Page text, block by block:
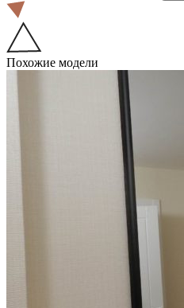
Похожие модели